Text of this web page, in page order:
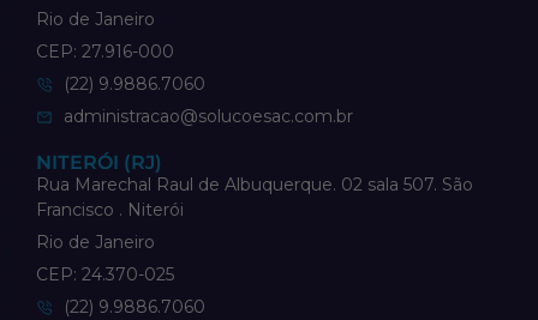
Rio de Janeiro
CEP: 27.916-000
(22) 9.9886.7060
administracao@solucoesac.com.br
NITERÓI (RJ)
Rua Marechal Raul de Albuquerque. 02 sala 507. São
Francisco . Niterói
Rio de Janeiro
CEP: 24.370-025
(22) 9.9886.7060